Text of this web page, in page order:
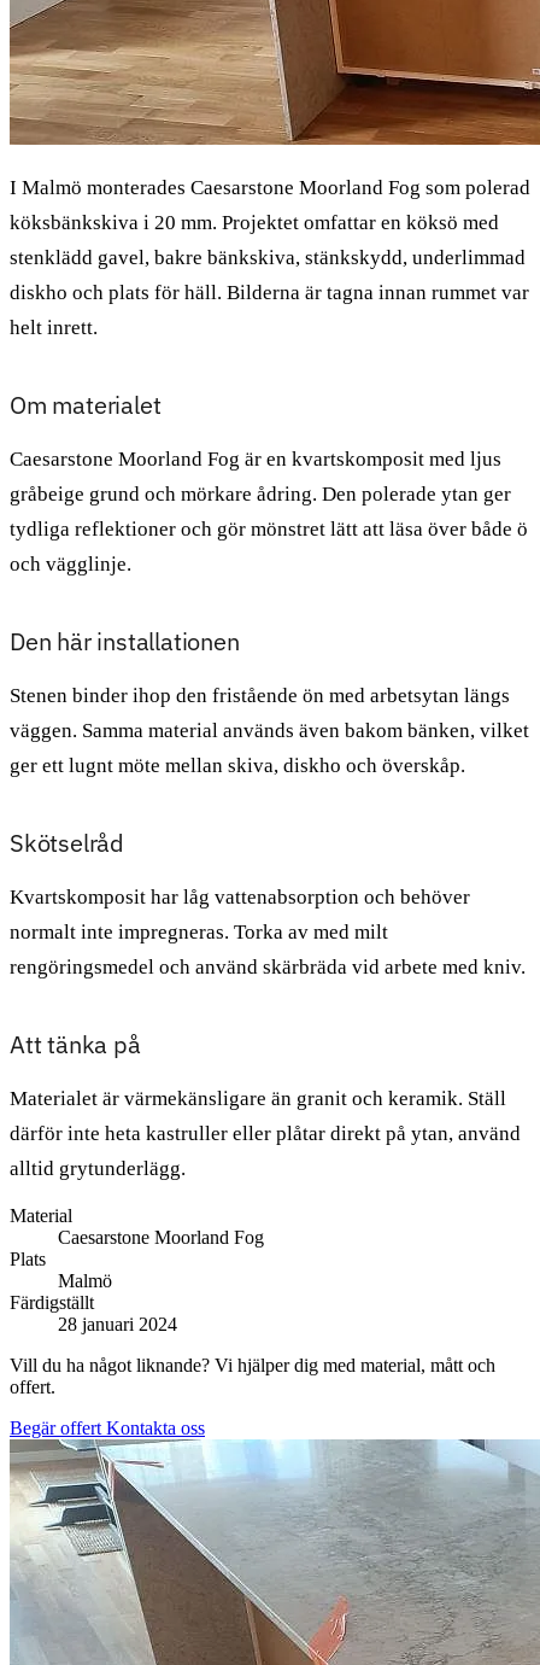
I Malmö monterades Caesarstone Moorland Fog som polerad
köksbänkskiva i 20 mm. Projektet omfattar en köksö med
stenklädd gavel, bakre bänkskiva, stänkskydd, underlimmad
diskho och plats för häll. Bilderna är tagna innan rummet var
helt inrett.
Om materialet
Caesarstone Moorland Fog är en kvartskomposit med ljus
gråbeige grund och mörkare ådring. Den polerade ytan ger
tydliga reflektioner och gör mönstret lätt att läsa över både ö
och vägglinje.
Den här installationen
Stenen binder ihop den fristående ön med arbetsytan längs
väggen. Samma material används även bakom bänken, vilket
ger ett lugnt möte mellan skiva, diskho och överskåp.
Skötselråd
Kvartskomposit har låg vattenabsorption och behöver
normalt inte impregneras. Torka av med milt
rengöringsmedel och använd skärbräda vid arbete med kniv.
Att tänka på
Materialet är värmekänsligare än granit och keramik. Ställ
därför inte heta kastruller eller plåtar direkt på ytan, använd
alltid grytunderlägg.
Material
Caesarstone Moorland Fog
Plats
Malmö
Färdigställt
28 januari 2024
Vill du ha något liknande? Vi hjälper dig med material, mått och
offert.
Begär offert Kontakta oss